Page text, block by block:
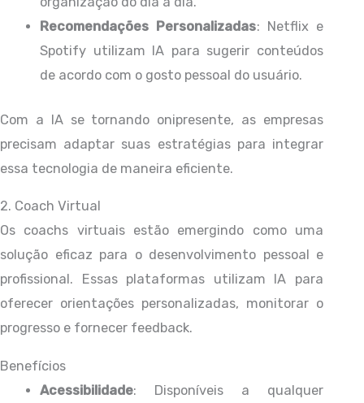
Recomendações Personalizadas: Netflix e
Spotify utilizam IA para sugerir conteúdos
de acordo com o gosto pessoal do usuário.
Com a IA se tornando onipresente, as empresas
precisam adaptar suas estratégias para integrar
essa tecnologia de maneira eficiente.
2. Coach Virtual
Os coachs virtuais estão emergindo como uma
solução eficaz para o desenvolvimento pessoal e
profissional. Essas plataformas utilizam IA para
oferecer orientações personalizadas, monitorar o
progresso e fornecer feedback.
Benefícios
Acessibilidade: Disponíveis a qualquer